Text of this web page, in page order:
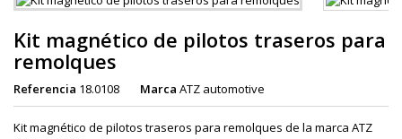
Kit magnético de pilotos traseros para
remolques
Referencia 18.0108 Marca ATZ automotive
Kit magnético de pilotos traseros para remolques de la marca ATZ